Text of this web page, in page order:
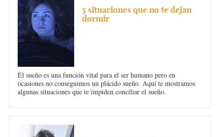
5 situaciones que no te dejan
dormir
El sueño es una función vital para el ser humano pero en
ocasiones no conseguimos un plácido sueño. Aquí te mostramos
algunas situaciones que te impiden conciliar el sueño.